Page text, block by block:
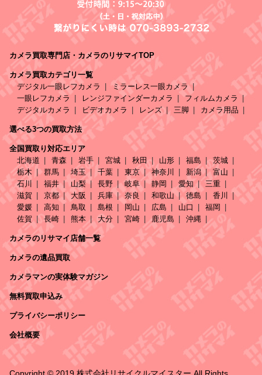
カメラ買取専門店・カメラのリサマイTOP
カメラ買取カテゴリ一覧
デジタル一眼レフカメラ
ミラーレス一眼カメラ
一眼レフカメラ
レンジファインダーカメラ
フィルムカメラ
デジタルカメラ
ビデオカメラ レンズ 三脚 カメラ用品
選べる3つの買取方法
全国買取り対応エリア
北海道
青森 岩手 宮城 秋田 山形 福島
茨城
栃木
群馬 埼玉 千葉 東京 神奈川 新潟
富山
石川
福井 山梨 長野 岐阜 静岡 愛知
三重
滋賀
京都 大阪 兵庫 奈良 和歌山 徳島
香川
愛媛
高知 鳥取 島根 岡山 広島 山口
福岡
佐賀
長崎 熊本 大分 宮崎 鹿児島 沖縄
カメラのリサマイ店舗一覧
カメラの遺品買取
カメラマンの実体験マガジン
無料買取申込み
プライバシーポリシー
会社概要